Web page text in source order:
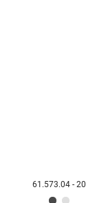
61.573.04 - 20